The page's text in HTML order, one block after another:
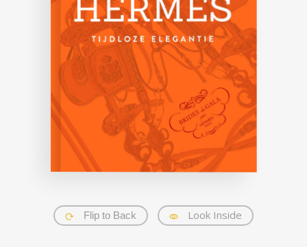
Flip to Back Look Inside